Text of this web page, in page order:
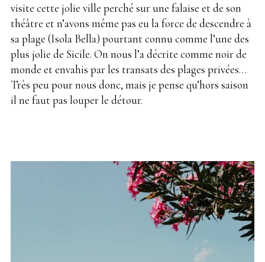
visite cette jolie ville perché sur une falaise et de son
théâtre et n’avons même pas eu la force de descendre à
sa plage (Isola Bella) pourtant connu comme l’une des
plus jolie de Sicile. On nous l’a décrite comme noir de
monde et envahis par les transats des plages privées…
Très peu pour nous donc, mais je pense qu’hors saison
il ne faut pas louper le détour.